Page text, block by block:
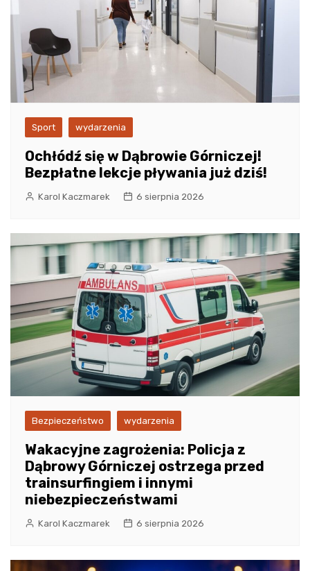
Sport wydarzenia
Ochłódź się w Dąbrowie Górniczej!
Bezpłatne lekcje pływania już dziś!
Karol Kaczmarek 6 sierpnia 2026
Bezpieczeństwo wydarzenia
Wakacyjne zagrożenia: Policja z
Dąbrowy Górniczej ostrzega przed
trainsurfingiem i innymi
niebezpieczeństwami
Karol Kaczmarek 6 sierpnia 2026